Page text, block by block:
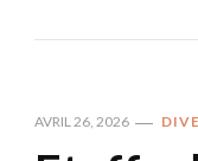
AVRIL 26, 2026